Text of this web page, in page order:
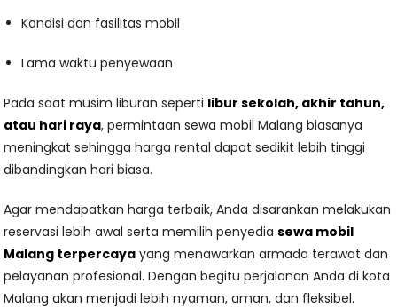
Kondisi dan fasilitas mobil
Lama waktu penyewaan
Pada saat musim liburan seperti libur sekolah, akhir tahun,
atau hari raya, permintaan sewa mobil Malang biasanya
meningkat sehingga harga rental dapat sedikit lebih tinggi
dibandingkan hari biasa.
Agar mendapatkan harga terbaik, Anda disarankan melakukan
reservasi lebih awal serta memilih penyediasewa mobil
Malang terpercaya yang menawarkan armada terawat dan
pelayanan profesional. Dengan begitu perjalanan Anda di kota
Malang akan menjadi lebih nyaman, aman, dan fleksibel.